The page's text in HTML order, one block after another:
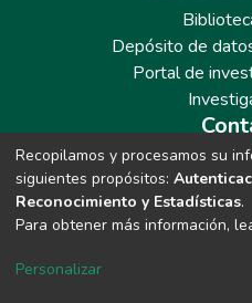
Depósito de
Portal de
Teléfono:
Correo:
Recopilamos y procesamos su
siguientes propósitos:
Reconocimiento y Estadísticas.
Para obtener más información,
Personalizar